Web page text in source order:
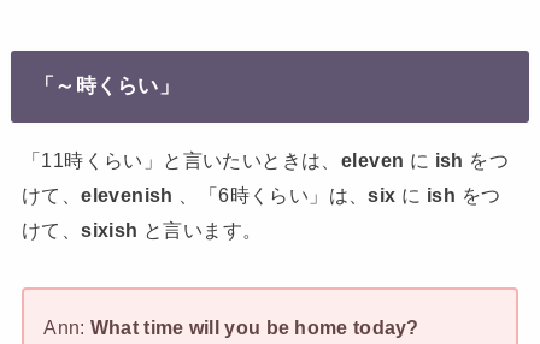
「～時くらい」
「11時くらい」と言いたいときは、 eleven に ish をつ
けて、elevenish 、「6時くらい」は、six に ish をつ
けて、sixish と言います。
Ann: What time will you be home today?